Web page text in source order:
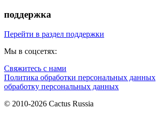
поддержка
Перейти в раздел поддержки
Мы в соцсетях:
Свяжитесь с нами
Политика обработки персональных данных
обработку персональных данных
© 2010-2026 Cactus Russia